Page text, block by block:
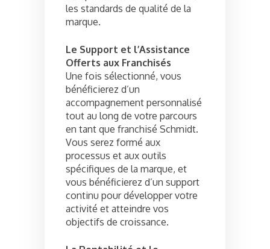
les standards de qualité de la
marque.
Le Support et l’Assistance
Offerts aux Franchisés
Une fois sélectionné, vous
bénéficierez d’un
accompagnement personnalisé
tout au long de votre parcours
en tant que franchisé Schmidt.
Vous serez formé aux
processus et aux outils
spécifiques de la marque, et
vous bénéficierez d’un support
continu pour développer votre
activité et atteindre vos
objectifs de croissance.